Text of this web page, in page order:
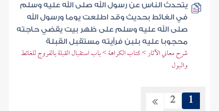
يتحدث الناس عن رسول الله صلى الله عليه وسلم
في الغائط بحديث وقد اطلعت يوما ورسول الله
صلى الله عليه وسلم على ظهر بيت يقضي حاجته
محجوبا عليه بلبن فرأيته مستقبل القبلة
شرح معاني الآثار > كتاب الكراهة > باب استقبال القبلة بالفروج للغائط
والبول
1
2